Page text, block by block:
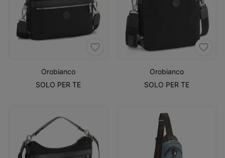
Orobianco
SOLO PER TE
Orobianco
SOLO PER TE